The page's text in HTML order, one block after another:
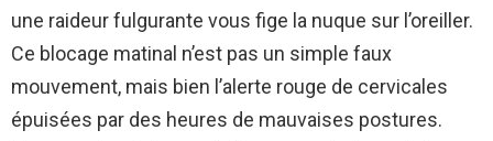
une raideur fulgurante vous fige la nuque sur l’oreiller.
Ce blocage matinal n’est pas un simple faux
mouvement, mais bien l’alerte rouge de cervicales
épuisées par des heures de mauvaises postures.